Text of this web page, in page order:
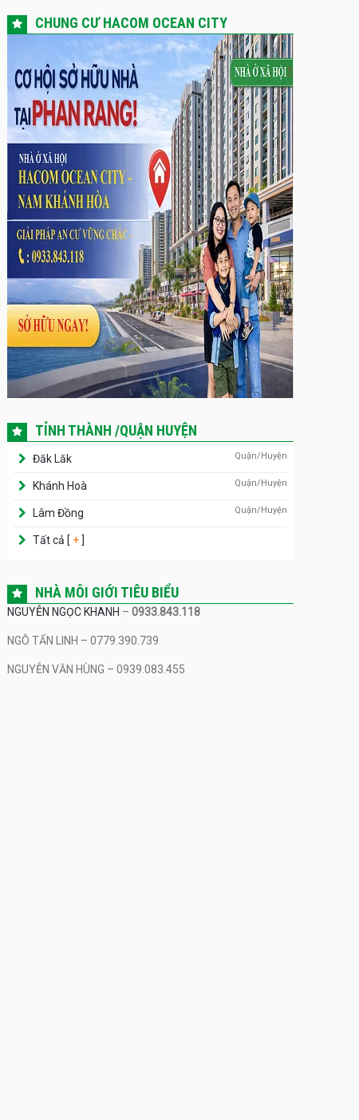
CHUNG CƯ HACOM OCEAN CITY
TỈNH THÀNH /QUẬN HUYỆN
Đăk Lăk Quận/Huyện
Khánh Hoà Quận/Huyện
Lâm Đồng Quận/Huyện
Tất cả [ +]
NHÀ MÔI GIỚI TIÊU BIỂU
NGUYỄN NGỌC KHANH –0933.843.118
NGÔ TẤN LINH – 0779.390.739
NGUYỄN VĂN HÙNG – 0939.083.455